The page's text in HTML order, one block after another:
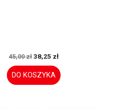
45,00 zł 38,25 zł
DO KOSZYKA